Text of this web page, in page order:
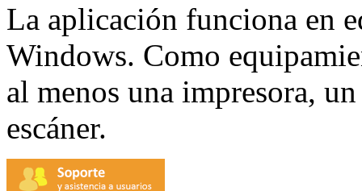
La aplicación funciona en
Windows. Como
al menos una impresora,
escáner.